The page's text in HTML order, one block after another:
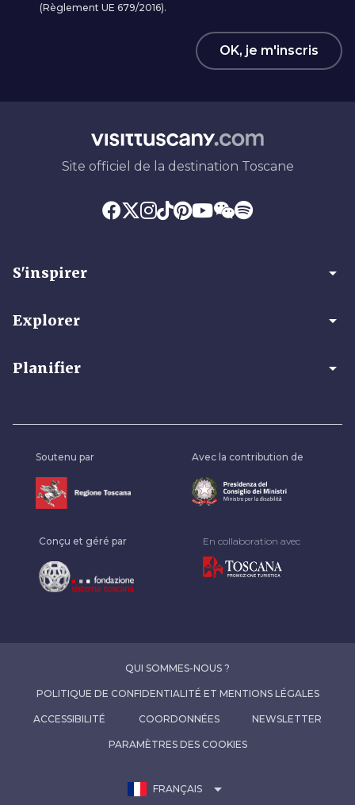
(Règlement UE 679/2016).
OK, je m'inscris
Site officiel de la destination Toscane
S'inspirer arrow_drop_down
Explorer arrow_drop_down
Planifier arrow_drop_down
Soutenu par Avec la contribution de
Conçu et géré par En collaboration avec
QUI SOMMES-NOUS ?
POLITIQUE DE CONFIDENTIALITÉ ET MENTIONS LÉGALES
ACCESSIBILITÉ COORDONNÉES NEWSLETTER
PARAMÈTRES DES COOKIES
FRANÇAIS arrow_drop_down